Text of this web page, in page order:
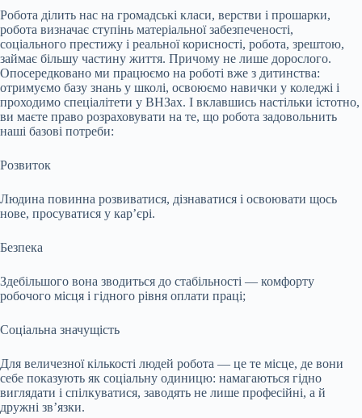
Робота ділить нас на громадські класи, верстви і прошарки,
робота визначає ступінь матеріальної забезпеченості,
соціального престижу і реальної корисності, робота, зрештою,
займає більшу частину життя. Причому не лише дорослого.
Опосередковано ми працюємо на роботі вже з дитинства:
отримуємо базу знань у школі, освоюємо навички у коледжі і
проходимо спеціалітети у ВНЗах. І вклавшись настільки істотно,
ви маєте право розраховувати на те, що робота задовольнить
наші базові потреби:
Розвиток
Людина повинна розвиватися, дізнаватися і освоювати щось
нове, просуватися у кар’єрі.
Безпека
Здебільшого вона зводиться до стабільності — комфорту
робочого місця і гідного рівня оплати праці;
Соціальна значущість
Для величезної кількості людей робота — це те місце, де вони
себе показують як соціальну одиницю: намагаються гідно
виглядати і спілкуватися, заводять не лише професійні, а й
дружні зв’язки.